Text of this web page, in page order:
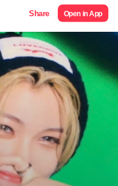
Share Open in App